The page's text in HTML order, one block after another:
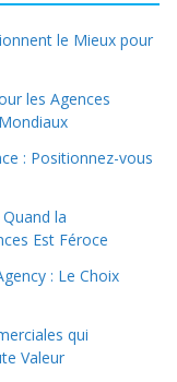
le Mieux pour
les Agences
: Positionnez-vous
la
Est Féroce
: Le Choix
qui
Valeur